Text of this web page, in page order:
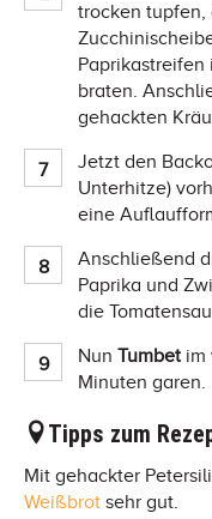
trocken tupfen,
Paprikastreifen
braten.
gehackten
Jetzt den
Unterhitze)
eine
Anschließend
Paprika und
die
Nun Tumbetim
Minuten garen.
Tipps zum
Mit gehackter
Weißbrot sehr gut.